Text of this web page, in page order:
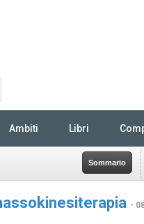
Ambiti Libri
Sommario
-